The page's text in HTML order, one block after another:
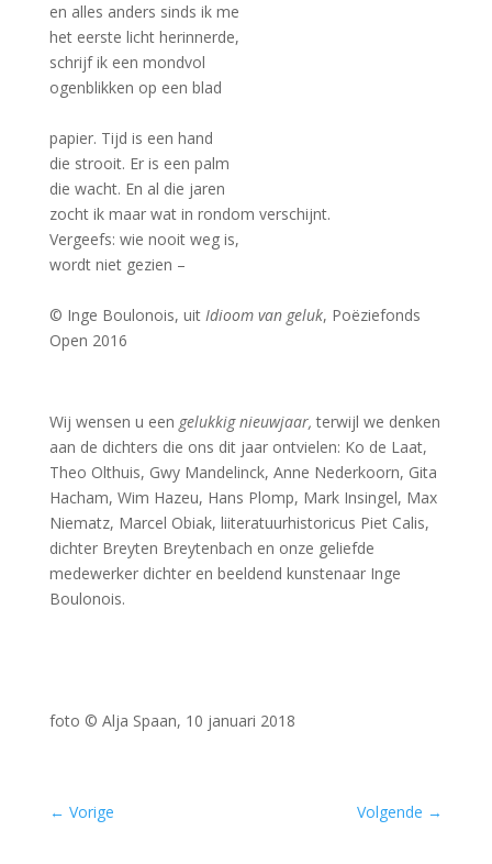
en alles anders sinds ik me
het eerste licht herinnerde,
schrijf ik een mondvol
ogenblikken op een blad
papier. Tijd is een hand
die strooit. Er is een palm
die wacht. En al die jaren
zocht ik maar wat in rondom verschijnt.
Vergeefs: wie nooit weg is,
wordt niet gezien –
© Inge Boulonois, uit Idioom van geluk, Poëziefonds
Open 2016
Wij wensen u een gelukkig nieuwjaar, terwijl we denken
aan de dichters die ons dit jaar ontvielen: Ko de Laat,
Theo Olthuis, Gwy Mandelinck, Anne Nederkoorn, Gita
Hacham, Wim Hazeu, Hans Plomp, Mark Insingel, Max
Niematz, Marcel Obiak, liiteratuurhistoricus Piet Calis,
dichter Breyten Breytenbach en onze geliefde
medewerker dichter en beeldend kunstenaar Inge
Boulonois.
foto © Alja Spaan, 10 januari 2018
← Vorige Volgende →